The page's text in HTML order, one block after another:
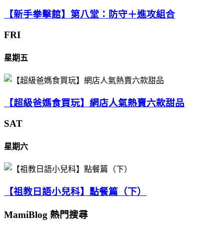
【新手拳擊館】第八堂：防守＋進攻組合
FRI
星期五
【超級爸媽食買玩】網店人氣熱賣六款甜品
SAT
星期六
【祖教日語小兒科】點餐篇（下）
MamiBlog 熱門搜尋